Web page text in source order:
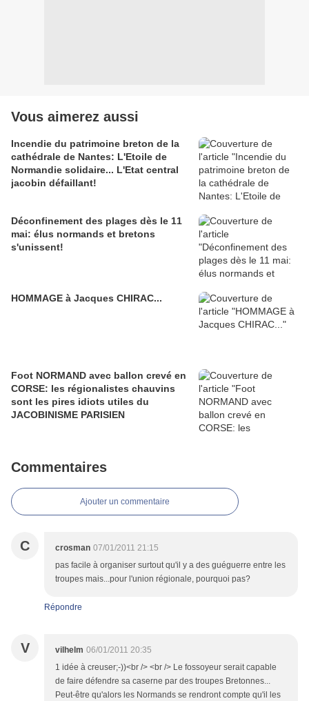
Vous aimerez aussi
Incendie du patrimoine breton de la
cathédrale de Nantes: L'Etoile de
Normandie solidaire... L'Etat central
jacobin défaillant!
Déconfinement des plages dès le 11
mai: élus normands et bretons
s'unissent!
HOMMAGE à Jacques CHIRAC...
Foot NORMAND avec ballon crevé en
CORSE: les régionalistes chauvins
sont les pires idiots utiles du
JACOBINISME PARISIEN
Commentaires
Ajouter un commentaire
C crosman 07/01/2011 21:15
pas facile à organiser surtout qu'il y a des guéguerre entre les
troupes mais...pour l'union régionale, pourquoi pas?
Répondre
V vilhelm 06/01/2011 20:35
1 idée à creuser;-))<br /> <br /> Le fossoyeur serait capable
de faire défendre sa caserne par des troupes Bretonnes...
Peut-être qu'alors les Normands se rendront compte qu'il les